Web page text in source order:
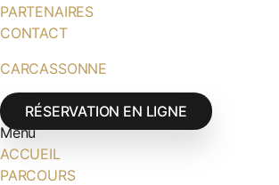
PARTENAIRES
CONTACT
CARCASSONNE
RÉSERVATION EN LIGNE
Menu
ACCUEIL
PARCOURS